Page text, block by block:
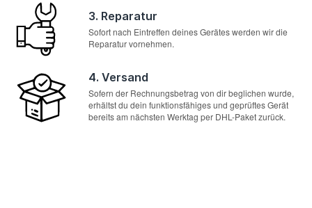
3. Reparatur
Sofort nach Eintreffen deines Gerätes werden wir die
Reparatur vornehmen.
4. Versand
Sofern der Rechnungsbetrag von dir beglichen wurde,
erhältst du dein funktionsfähiges und geprüftes Gerät
bereits am nächsten Werktag per DHL-Paket zurück.